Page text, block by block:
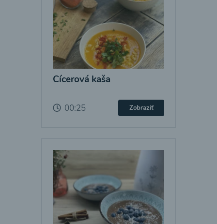
Cícerová kaša
00:25 Zobraziť